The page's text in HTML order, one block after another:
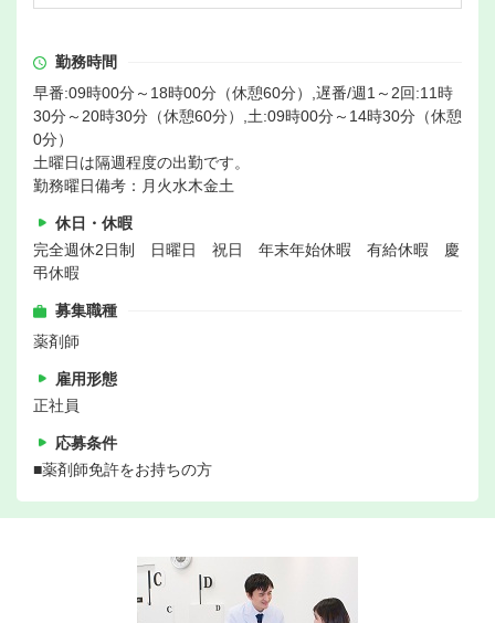
勤務時間
早番:09時00分～18時00分（休憩60分）,遅番/週1～2回:11時
30分～20時30分（休憩60分）,土:09時00分～14時30分（休憩
0分）
土曜日は隔週程度の出勤です。
勤務曜日備考：月火水木金土
休日・休暇
完全週休2日制 日曜日 祝日 年末年始休暇 有給休暇 慶
弔休暇
募集職種
薬剤師
雇用形態
正社員
応募条件
■薬剤師免許をお持ちの方